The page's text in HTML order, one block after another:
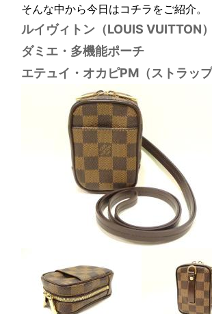
そんな中から今日はコチラをご紹介。
ルイヴィトン（LOUIS VUITTON）
ダミエ・多機能ポーチ
エテュイ・オカピPM（ストラップ